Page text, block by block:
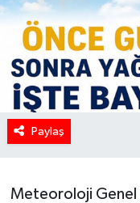
Paylaş
Meteoroloji Genel
KÜLTÜR
MAGAZİN
Oyun